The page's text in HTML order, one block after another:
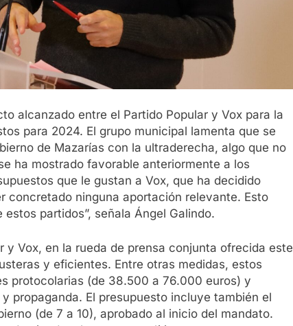
alcanzado entre el Partido Popular y Vox para la
para 2024. El grupo municipal lamenta que se
de Mazarías con la ultraderecha, algo que no
ha mostrado favorable anteriormente a los
que le gustan a Vox, que ha decidido
concretado ninguna aportación relevante. Esto
partidos”, señala Ángel Galindo.
y Vox, en la rueda de prensa conjunta ofrecida este
y eficientes. Entre otras medidas, estos
protocolarias (de 38.500 a 76.000 euros) y
propaganda. El presupuesto incluye también el
(de 7 a 10), aprobado al inicio del mandato.